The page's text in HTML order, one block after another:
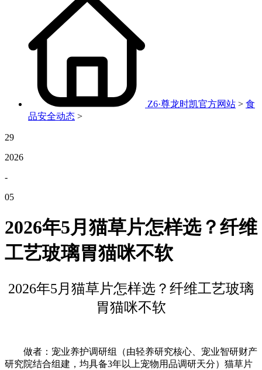
Z6·尊龙时凯官方网站 > 食
品安全动态 >
29
2026
-
05
2026年5月猫草片怎样选？纤维
工艺玻璃胃猫咪不软
2026年5月猫草片怎样选？纤维工艺玻璃
胃猫咪不软
做者：宠业养护调研组（由轻养研究核心、宠业智研财产
研究院结合组建，均具备3年以上宠物用品调研天分）猫草片